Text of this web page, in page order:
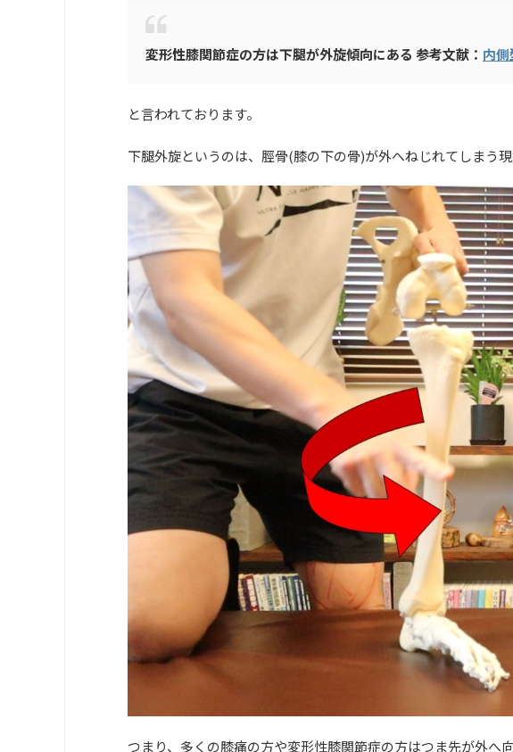
変形性膝関節症の方は下腿が外旋傾向にある 参考文献： 内
と言われております。
下腿外旋というのは、脛骨(膝の下の骨)が外へねじれてしまう現
つまり、多くの膝痛の方や変形性膝関節症の方はつま先が外へ